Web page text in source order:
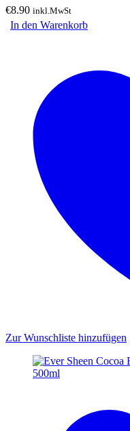
€8.90 inkl.MwSt
In den Warenkorb
Zur Wunschliste hinzufügen